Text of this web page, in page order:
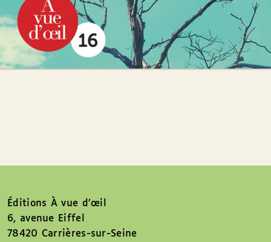
Éditions À vue d’œil
6, avenue Eiffel
78420 Carrières-sur-Seine